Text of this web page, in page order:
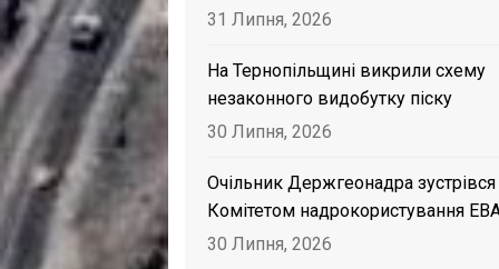
31 Липня, 2026
На Тернопільщині викрили схему
незаконного видобутку піску
30 Липня, 2026
Очільник Держгеонадра зустрівся
Комітетом надрокористування
30 Липня, 2026